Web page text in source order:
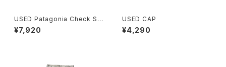
USED Patagonia Check Shi
rts
¥7,920
USED CAP
¥4,290